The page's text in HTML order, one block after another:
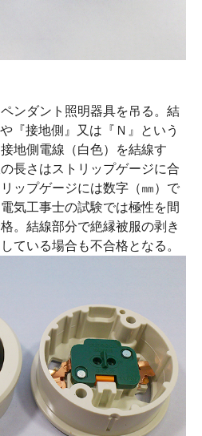
ンダント照明器具を吊る。結
『接地側』又は『Ｎ』という
地側電線（白色）を結線す
長さはストリップゲージに合
ップゲージには数字（㎜）で
気工事士の試験では極性を間
。結線部分で絶縁被服の剥き
ている場合も不合格となる。